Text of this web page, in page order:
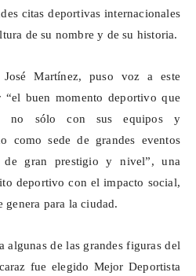
citas deportivas internacionales
de su nombre y de su historia.
Martínez, puso voz a este
“el buen momento deportivo que
no sólo con sus equipos y
como sede de grandes eventos
de gran prestigio y nivel”, una
deportivo con el impacto social,
genera para la ciudad.
algunas de las grandes figuras del
fue elegido Mejor Deportista